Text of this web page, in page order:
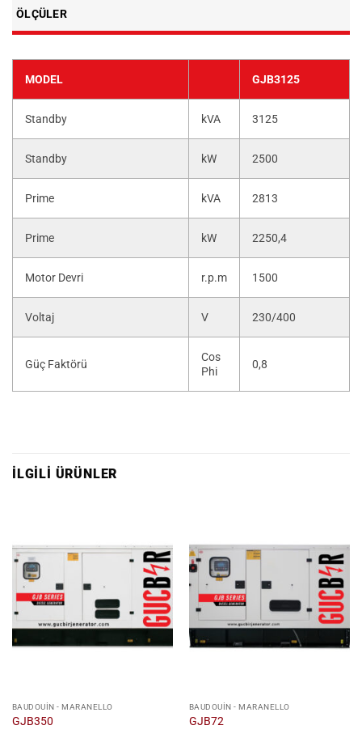
ÖLÇÜLER
MODEL GJB3125
Standby kVA 3125
Standby kW 2500
Prime kVA 2813
Prime kW 2250,4
Motor Devri r.p.m 1500
Voltaj V 230/400
Güç Faktörü
Cos
Phi
0,8
İLGILI ÜRÜNLER
BAUDOUIN - MARANELLO
GJB350
BAUDOUIN - MARANELLO
GJB72